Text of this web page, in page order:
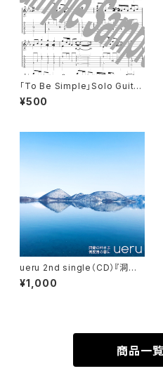
「To Be Simple」Solo Guitar
Score データ版（PDF）
¥500
ueru 2nd single（CD）『洞爺
の神さま / 何度目の春に』
¥1,000
商品一